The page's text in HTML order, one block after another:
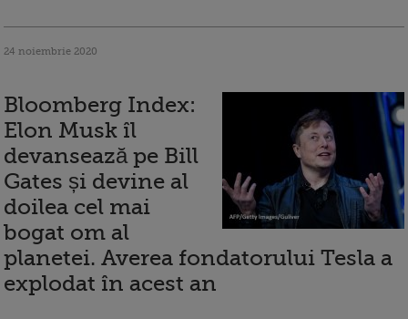
24 noiembrie 2020
Bloomberg Index:
Elon Musk îl
devansează pe Bill
Gates și devine al
doilea cel mai
bogat om al
planetei. Averea fondatorului Tesla a
explodat în acest an